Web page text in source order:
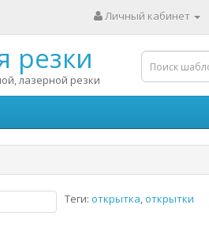
Личный кабинет
резки
лазерной резки
Теги: открытка,открытки